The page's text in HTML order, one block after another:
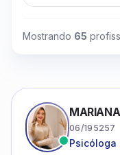
Mostrando 65
06/195257
Psicóloga